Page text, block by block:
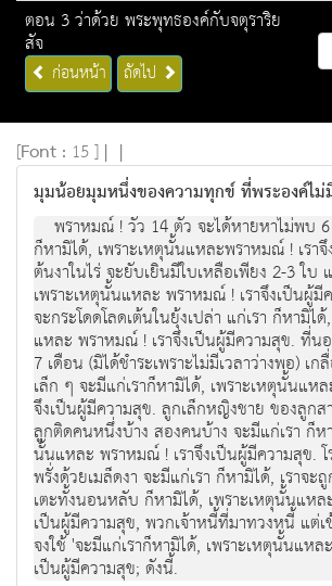
ตอน 3 ว่าด้วย พระพุทธองค์กับจตุราริย
สัจ
ก่อนหน้า ถัดไป
[Font : 15 ] | |
มุมน้อยมุมหนึ่งของความทุกข์ ที่พระองค์ไม่
พราหมณ ! วัว 14 ตัว จะไดหายหาไมพบ 6
ก็หามิได, เพราะเหตุนั้นแหละพราหมณ ! เราจึ
ตนงาในไร จะยับเยินมีใบเหลือเพียง 2-3 ใบ แ
เพราะเหตุนั้นแหละ พราหมณ ! เราจึงเปนผู
จะกระโดดโลดเตนในยุงเปลา แกเรา ก็หามิไ
แหละ พราหมณ ! เราจึงเปนผูมีความสุข. ที่น
7 เดือน (มิไดชําระเพราะไมมีเวลาวางพอ) เ
เล็ก ๆ จะมีแกเราก็หามิได, เพราะเหตุนั้นแห
จึงเปนผูมีความสุข. ลูกเล็กหญิงชาย ของลูกส
ลูกติดคนหนึ่งบาง สองคนบาง จะมีแกเรา ก็ห
นั้นแหละ พราหมณ ! เราจึงเปนผูมีความสุข.
พรั่งดวยเมล็ดงา จะมีแกเรา ก็หามิได, เราจ
เตะทั้งนอนหลับ ก็หามิได, เพราะเหตุนั้นแหล
เปนผูมีความสุข, พวกเจาหนี้ที่มาทวงหนี้ แตเช
จงใช 'จะมีแกเราก็หามิได, เพราะเหตุนั้นแห
เปนผูมีความสุข; ดังนี้.